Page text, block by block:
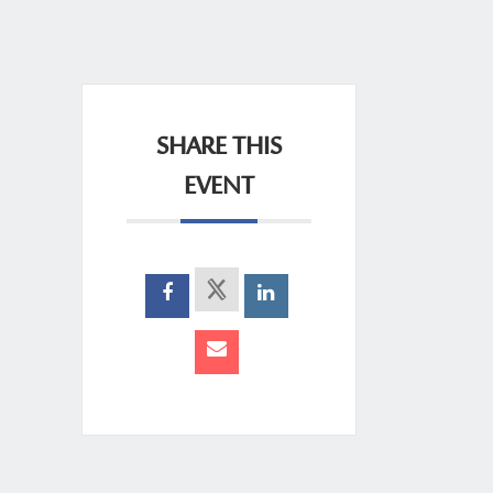
SHARE THIS
EVENT